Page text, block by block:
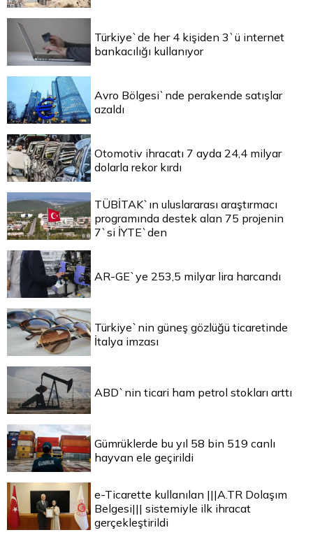
Türkiye`de her 4 kişiden 3`ü internet
bankacılığı kullanıyor
Avro Bölgesi`nde perakende satışlar
azaldı
Otomotiv ihracatı 7 ayda 24,4 milyar
dolarla rekor kırdı
TÜBİTAK`ın uluslararası araştırmacı
programında destek alan 75 projenin
7`si İYTE`den
AR-GE`ye 253,5 milyar lira harcandı
Türkiye`nin güneş gözlüğü ticaretinde
İtalya imzası
ABD`nin ticari ham petrol stokları arttı
Gümrüklerde bu yıl 58 bin 519 canlı
hayvan ele geçirildi
e-Ticarette kullanılan |||A.TR Dolaşım
Belgesi||| sistemiyle ilk ihracat
gerçekleştirildi